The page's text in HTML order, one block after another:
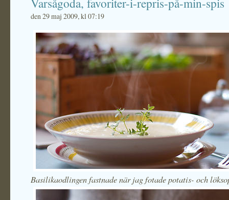
den 29 maj 2009, kl 07:19
Basilikaodlingen fastnade när jag fotade potatis- och